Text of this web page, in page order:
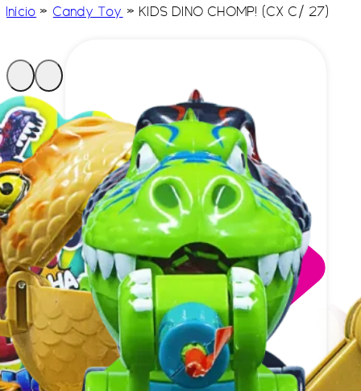
Início » Candy Toy »KIDS DINO CHOMP! (CX C/ 27)